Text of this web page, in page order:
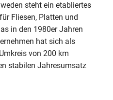
steht ein etabliertes
Fliesen, Platten und
in den 1980er Jahren
hat sich als
von 200 km
stabilen Jahresumsatz